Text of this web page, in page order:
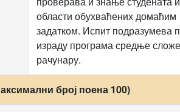
области обухваћених домаћим
задатком. Испит подразумева
израду програма средње
рачунару.
број поена 100)